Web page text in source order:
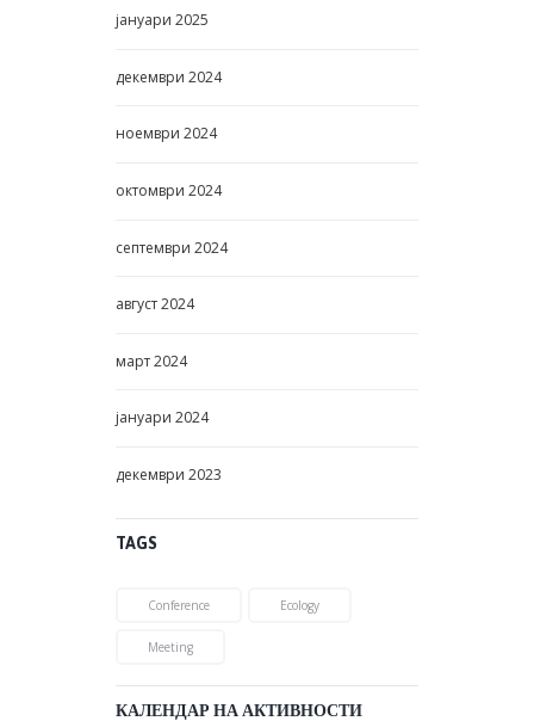
јануари 2025
декември 2024
ноември 2024
октомври 2024
септември 2024
август2024
март2024
јануари 2024
декември 2023
TAGS
Conference Ecology
Meeting
КАЛЕНДАР НА АКТИВНОСТИ